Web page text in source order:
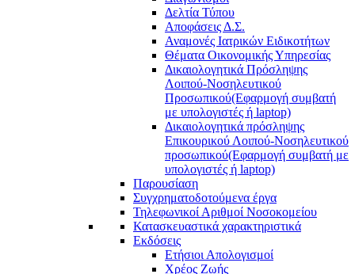
Δελτία Τύπου
Αποφάσεις Δ.Σ.
Αναμονές Ιατρικών Ειδικοτήτων
Θέματα Οικονομικής Υπηρεσίας
Δικαιολογητικά Πρόσληψης
Λοιπού-Νοσηλευτικού
Προσωπικού(Εφαρμογή συμβατή
με υπολογιστές ή laptop)
Δικαιολογητικά πρόσληψης
Επικουρικού Λοιπού-Νοσηλευτικού
προσωπικού(Εφαρμογή συμβατή με
υπολογιστές ή laptop)
Παρουσίαση
Συγχρηματοδοτούμενα έργα
Τηλεφωνικοί Αριθμοί Νοσοκομείου
Κατασκευαστικά χαρακτηριστικά
Εκδόσεις
Ετήσιοι Απολογισμοί
Χρέος Ζωής